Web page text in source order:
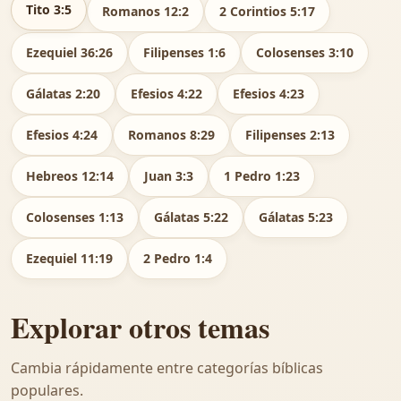
Tito 3:5 Romanos 12:2 2 Corintios 5:17
Ezequiel 36:26 Filipenses 1:6 Colosenses 3:10
Gálatas 2:20 Efesios 4:22 Efesios 4:23
Efesios 4:24 Romanos 8:29 Filipenses 2:13
Hebreos 12:14 Juan 3:3 1 Pedro 1:23
Colosenses 1:13 Gálatas 5:22 Gálatas 5:23
Ezequiel 11:19 2 Pedro 1:4
Explorar otros temas
Cambia rápidamente entre categorías bíblicas
populares.